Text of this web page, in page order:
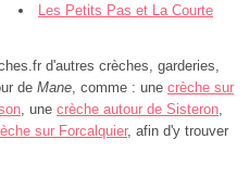
Les Petits Pas et La Courte
d'autres crèches, garderies,
de Mane, comme : une crèche sur
, une crèche autour de Sisteron,
sur Forcalquier, afin d'y trouver